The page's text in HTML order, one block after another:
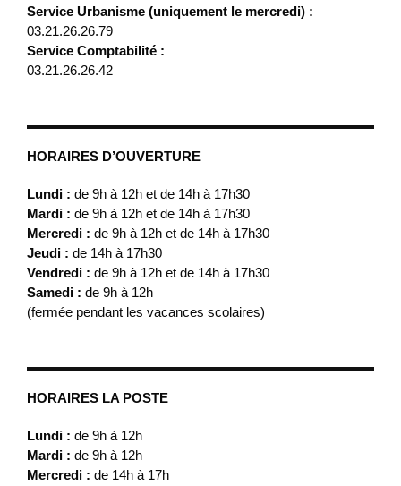
Service Urbanisme (uniquement le mercredi) :
03.21.26.26.79
Service Comptabilité :
03.21.26.26.42
HORAIRES D’OUVERTURE
Lundi : de 9h à 12h et de 14h à 17h30
Mardi : de 9h à 12h et de 14h à 17h30
Mercredi : de 9h à 12h et de 14h à 17h30
Jeudi : de 14h à 17h30
Vendredi : de 9h à 12h et de 14h à 17h30
Samedi : de 9h à 12h
(fermée pendant les vacances scolaires)
HORAIRES LA POSTE
Lundi : de 9h à 12h
Mardi : de 9h à 12h
Mercredi : de 14h à 17h